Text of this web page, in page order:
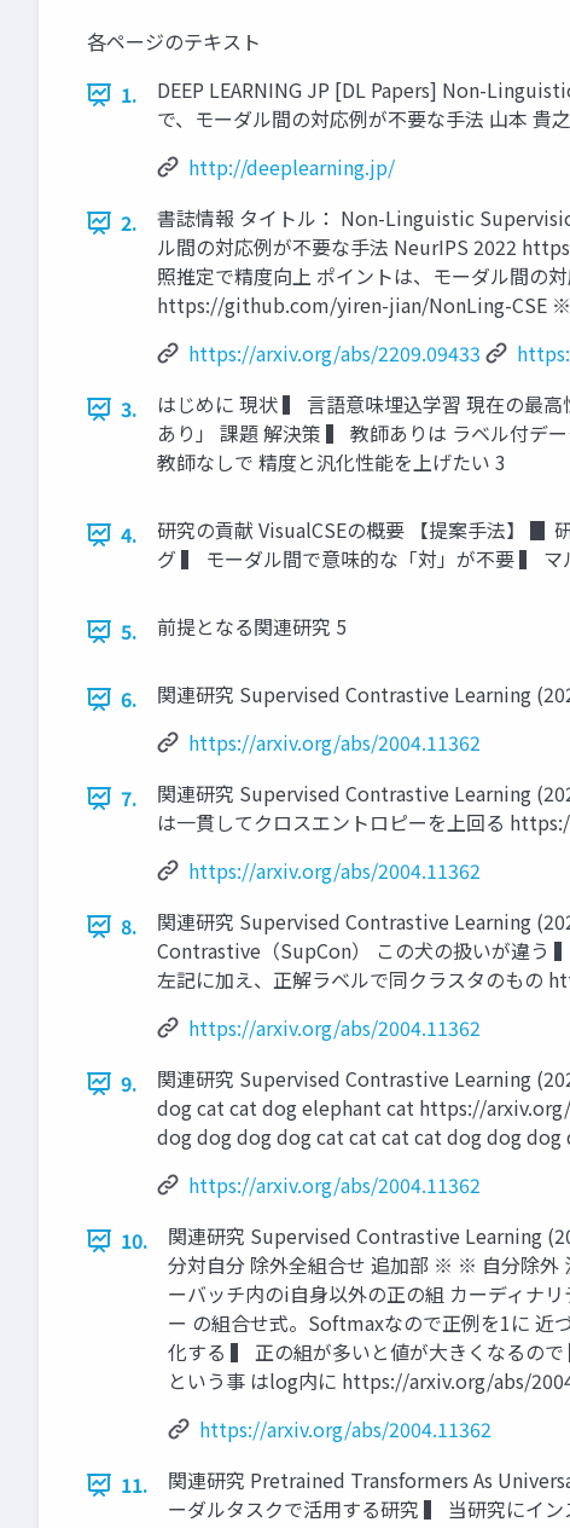
各ページのテキスト
1.
DEEP LEARNING JP [DL Papers] Non-
で、モーダル間の対応例が不要な手法 山本
http://deeplearning.jp/
2.
書誌情報 タイトル： Non-Linguistic
ル間の対応例が不要な手法 NeurIPS 2022
照推定で精度向上 ポイントは、モーダル間の
https://github.com/yiren-jian/NonLing-CSE ※
https://arxiv.org/abs/2209.09433
3.
はじめに 現状 ▍ 言語意味埋込学習 現在の最
あり」 課題 解決策 ▍ 教師ありは ラベル付デ
教師なしで 精度と汎化性能を上げたい 3
4.
研究の貢献 VisualCSEの概要 【提案手法】 ▊
グ ▍ モーダル間で意味的な「対」が不要 ▍ マ
5. 前提となる関連研究 5
6.
関連研究 Supervised Contrastive Learning
https://arxiv.org/abs/2004.11362
7.
関連研究 Supervised Contrastive Learning
は一貫してクロスエントロピーを上回る
https://arxiv.org/abs/2004.11362
8.
関連研究 Supervised Contrastive Learning
Contrastive（SupCon） この犬の扱いが違う
左記に加え、正解ラベルで同クラスタのもの
https://arxiv.org/abs/2004.11362
9.
関連研究 Supervised Contrastive Learning
dog cat cat dog elephant cat https://
dog dog dog dog cat cat cat cat dog dog
https://arxiv.org/abs/2004.11362
10.
関連研究 Supervised Contrastive Learning
分対自分 除外全組合せ 追加部 ※ ※ 自分除外
ーバッチ内のi自身以外の正の組 カーディナ
ー の組合せ式。Softmaxなので正例を1に
化する ▍ 正の組が多いと値が大きくなるの
という事 はlog内に https://arxiv.org/abs/
https://arxiv.org/abs/2004.11362
11.
関連研究 Pretrained Transformers As
ーダルタスクで活用する研究 ▍ 当研究にイ